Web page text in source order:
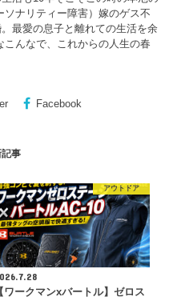
ナリティー障害）嫁のゲス不
最愛の息子と離れての生活を余
んなで、これからの人生の春
Facebook
事
アウトドア
ワークマンxバートル】ゼロス